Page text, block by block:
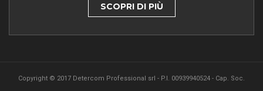
SCOPRI DI PIÙ
Copyright © 2017 Detercom Professional srl - P.I. 00939940524 - Cap. Soc.